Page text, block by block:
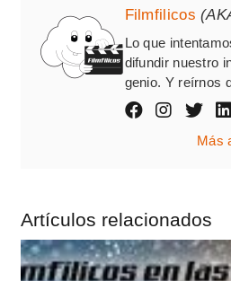
Filmfilicos
Lo que
difundir nuestro
genio. Y reírnos
Más
Artículos relacionados